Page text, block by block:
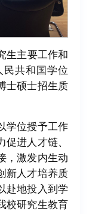
生主要工作和
民共和国学位
士硕士招生质
学位授予工作
进人才链、
，激发内生动
新人才培养质
赴地投入到学
校研究生教育